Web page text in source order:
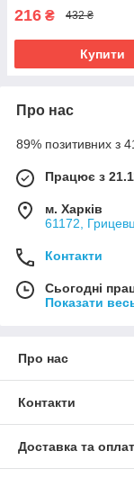
216 ₴ 432 ₴
Купити
Про нас
89% позитивних з
Працює з
м. Харків
61172,
Контакти
Сьогодні
Показати
Про нас
Контакти
Доставка та